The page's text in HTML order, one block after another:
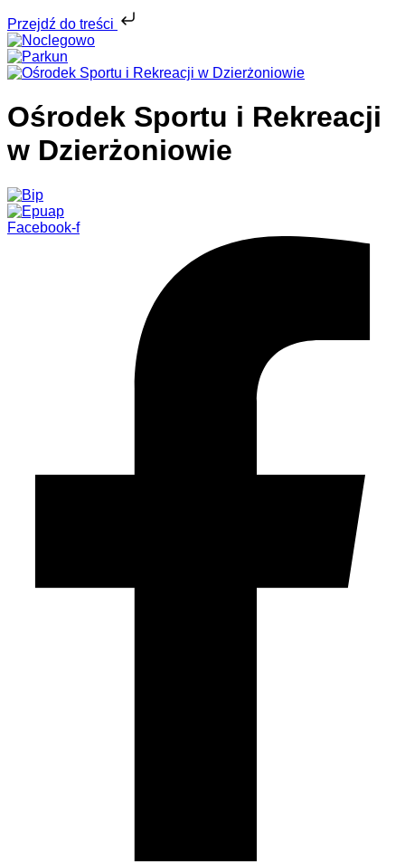
Przejdź do treści
Ośrodek Sportu i Rekreacji
w Dzierżoniowie
Facebook-f